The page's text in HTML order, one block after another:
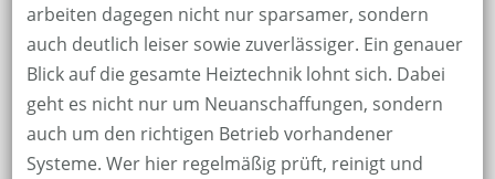
arbeiten dagegen nicht nur sparsamer, sondern
auch deutlich leiser sowie zuverlässiger. Ein genauer
Blick auf die gesamte Heiztechnik lohnt sich. Dabei
geht es nicht nur um Neuanschaffungen, sondern
auch um den richtigen Betrieb vorhandener
Systeme. Wer hier regelmäßig prüft, reinigt und